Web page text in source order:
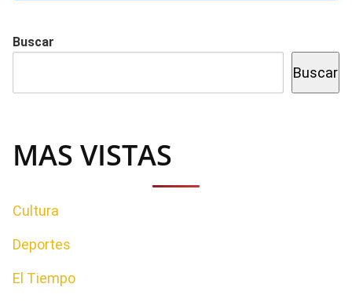
Buscar
Buscar
MAS VISTAS
Cultura
Deportes
El Tiempo